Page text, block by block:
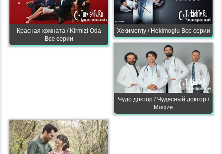
Красная комната / Kirmizi Oda
Все серии
Хекимоглу / Hekimoglu Все серии
Чудо доктор / Чудесный доктор /
Mucize